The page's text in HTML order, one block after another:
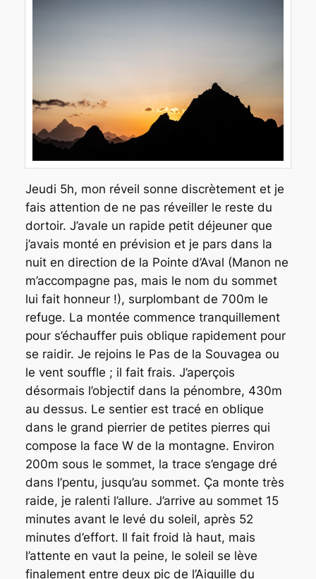
Jeudi 5h, mon réveil sonne discrètement et je
fais attention de ne pas réveiller le reste du
dortoir. J’avale un rapide petit déjeuner que
j’avais monté en prévision et je pars dans la
nuit en direction de la Pointe d’Aval (Manon ne
m’accompagne pas, mais le nom du sommet
lui fait honneur !), surplombant de 700m le
refuge. La montée commence tranquillement
pour s’échauffer puis oblique rapidement pour
se raidir. Je rejoins le Pas de la Souvagea ou
le vent souffle ; il fait frais. J’aperçois
désormais l’objectif dans la pénombre, 430m
au dessus. Le sentier est tracé en oblique
dans le grand pierrier de petites pierres qui
compose la face W de la montagne. Environ
200m sous le sommet, la trace s’engage dré
dans l’pentu, jusqu’au sommet. Ça monte très
raide, je ralenti l’allure. J’arrive au sommet 15
minutes avant le levé du soleil, après 52
minutes d’effort. Il fait froid là haut, mais
l’attente en vaut la peine, le soleil se lève
finalement entre deux pic de l’Aiguille du